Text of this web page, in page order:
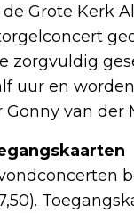
Grote Kerk
zorgvuldig
uur en
van der